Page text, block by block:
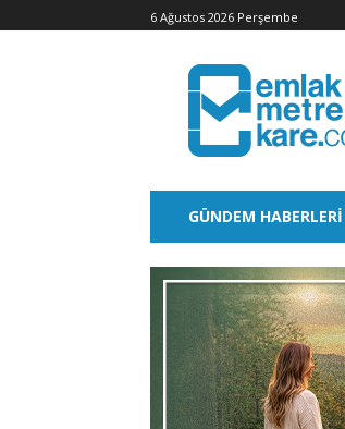
6 Ağustos 2026 Perşembe
GÜNDEM HABERLERI